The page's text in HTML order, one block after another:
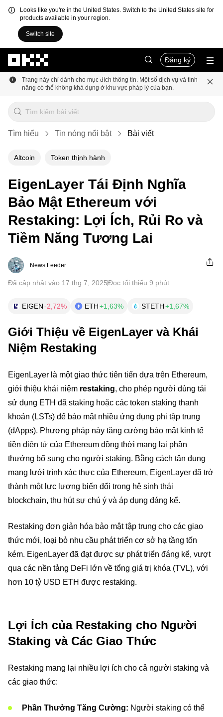
Looks like you're in the United States. Switch to the United States site for
products available in your region.
Switch site
Đăng ký
Trang này chỉ dành cho mục đích thông tin. Một số dịch vụ và tính
năng có thể không khả dụng ở khu vực pháp lý của bạn.
Tìm hiểu Tin nóng nổi bật Bài viết
Altcoin Token thịnh hành
EigenLayer Tái Định Nghĩa
Bảo Mật Ethereum với
Restaking: Lợi Ích, Rủi Ro và
Tiềm Năng Tương Lai
News Feeder
Đã cập nhật vào 17 thg 7, 2025Đọc tối thiểu 9 phút
EIGEN-2,72% ETH+1,63% STETH+1,67%
Giới Thiệu về EigenLayer và Khái
Niệm Restaking
EigenLayer là một giao thức tiên tiến dựa trên Ethereum,
giới thiệu khái niệm restaking, cho phép người dùng tái
sử dụng ETH đã staking hoặc các token staking thanh
khoản (LSTs) để bảo mật nhiều ứng dụng phi tập trung
(dApps). Phương pháp này tăng cường bảo mật kinh tế
tiền điện tử của Ethereum đồng thời mang lại phần
thưởng bổ sung cho người staking. Bằng cách tận dụng
mạng lưới trình xác thực của Ethereum, EigenLayer đã trở
thành một lực lượng biến đổi trong hệ sinh thái
blockchain, thu hút sự chú ý và áp dụng đáng kể.
Restaking đơn giản hóa bảo mật tập trung cho các giao
thức mới, loại bỏ nhu cầu phát triển cơ sở hạ tầng tốn
kém. EigenLayer đã đạt được sự phát triển đáng kể, vượt
qua các nền tảng DeFi lớn về tổng giá trị khóa (TVL), với
hơn 10 tỷ USD ETH được restaking.
Lợi Ích của Restaking cho Người
Staking và Các Giao Thức
Restaking mang lại nhiều lợi ích cho cả người staking và
các giao thức:
Phần Thưởng Tăng Cường: Người staking có thể